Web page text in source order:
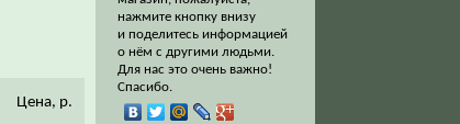
Цена, р.
нажмите кнопку внизу
и поделитесь информацией
о нём с другими людьми.
Для нас это очень важно!
Спасибо.